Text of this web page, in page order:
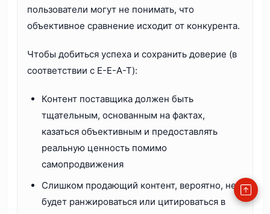
пользователи могут не понимать, что
объективное сравнение исходит от конкурента.
Чтобы добиться успеха и сохранить доверие (в
соответствии с E-E-A-T):
Контент поставщика должен быть
тщательным, основанным на фактах,
казаться объективным и предоставлять
реальную ценность помимо
самопродвижения
Слишком продающий контент, вероятно, не
будет ранжироваться или цитироваться в